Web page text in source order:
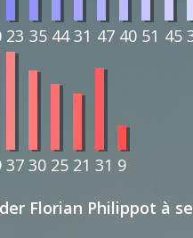
23 35 44 31 47 40 51 45
37 30 25 21 31 9
Florian Philippot à